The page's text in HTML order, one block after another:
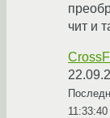
чит и